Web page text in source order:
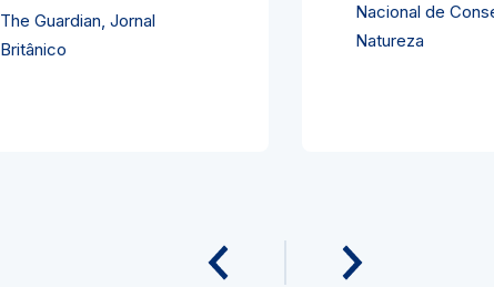
The Guardian, Jornal
Britânico